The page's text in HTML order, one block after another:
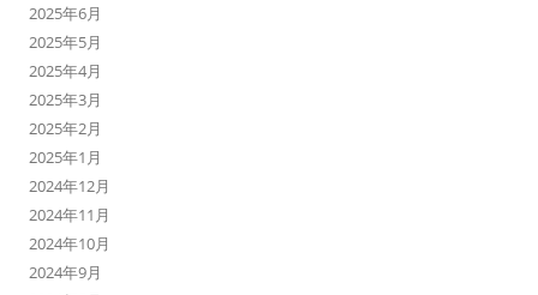
2025年6月
2025年5月
2025年4月
2025年3月
2025年2月
2025年1月
2024年12月
2024年11月
2024年10月
2024年9月